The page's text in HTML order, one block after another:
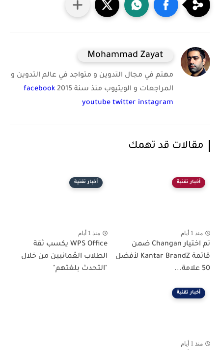
Mohammad Zayat
مهتم في مجال التدوين و متواجد في عالم التدوين و
المراجعات و الويتيوب منذ سنة 2015
facebook
youtube twitter instagram
مقالات قد تهمك
أخبار تقنية
منذ 1 أيام
تم اختيار Changan ضمن
قائمة Kantar BrandZ لأفضل
50 علامة...
أخبار تقنية
منذ 1 أيام
WPS Office يكسب ثقة
الطلاب العُمانيين من خلال
"التحدث بلغتهم"
أخبار تقنية
منذ 1 أيام